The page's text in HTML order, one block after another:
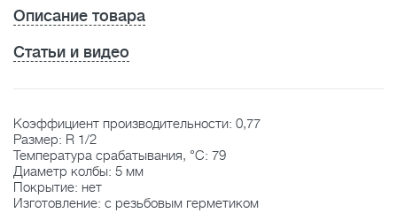
Описание товара
Статьи и видео
Коэффициент производительности: 0,77
Размер: R 1/2
Температура срабатывания, °C: 79
Диаметр колбы: 5 мм
Покрытие: нет
Изготовление: с резьбовым герметиком